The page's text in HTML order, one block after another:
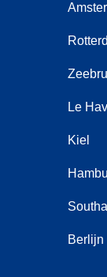
Le
Kiel
Berlijn